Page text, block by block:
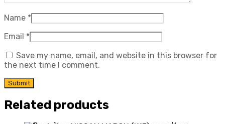
Name *
Email *
Save my name, email, and website in this browser for
the next time I comment.
Related products